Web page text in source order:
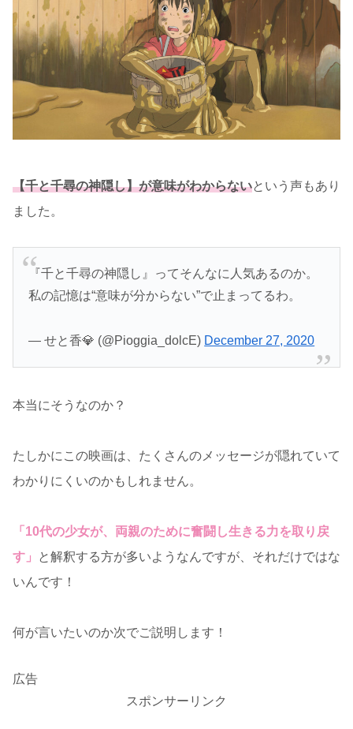
【千と千尋の神隠し】が意味がわからないという声もあり
ました。
『千と千尋の神隠し』ってそんなに人気あるのか。
私の記憶は“意味が分からない”で止まってるわ。
— せと香💎 (@Pioggia_dolcE) December 27, 2020
本当にそうなのか？
たしかにこの映画は、たくさんのメッセージが隠れていて
わかりにくいのかもしれません。
「10代の少女が、両親のために奮闘し生きる力を取り戻
す」
と解釈する方が多いようなんですが、それだけではな
いんです！
何が言いたいのか次でご説明します！
広告
スポンサーリンク